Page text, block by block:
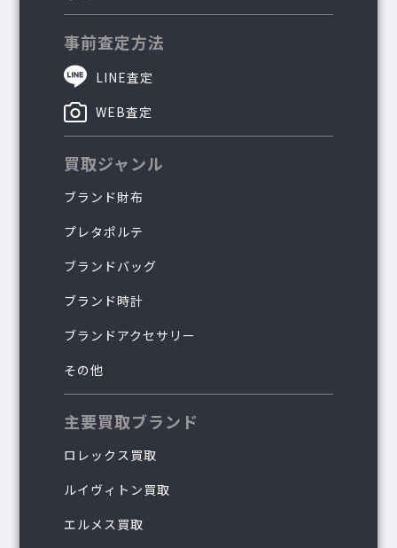
事前査定方法
LINE査定
WEB査定
買取ジャンル
ブランド財布
プレタポルテ
ブランドバッグ
ブランド時計
ブランドアクセサリー
その他
主要買取ブランド
ロレックス買取
ルイヴィトン買取
エルメス買取